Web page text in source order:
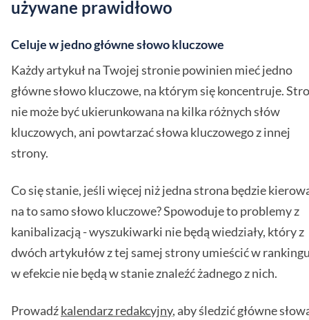
używane prawidłowo
Celuje w jedno główne słowo kluczowe
Każdy artykuł na Twojej stronie powinien mieć jedno
główne słowo kluczowe, na którym się koncentruje.
nie może być ukierunkowana na kilka różnych słów
kluczowych, ani powtarzać słowa kluczowego z innej
strony.
Co się stanie, jeśli więcej niż jedna strona będzie
na to samo słowo kluczowe? Spowoduje to problemy z
kanibalizacją - wyszukiwarki nie będą wiedziały, który z
dwóch artykułów z tej samej strony umieścić w
w efekcie nie będą w stanie znaleźć żadnego z nich.
Prowadźkalendarz redakcyjny, aby śledzić główne